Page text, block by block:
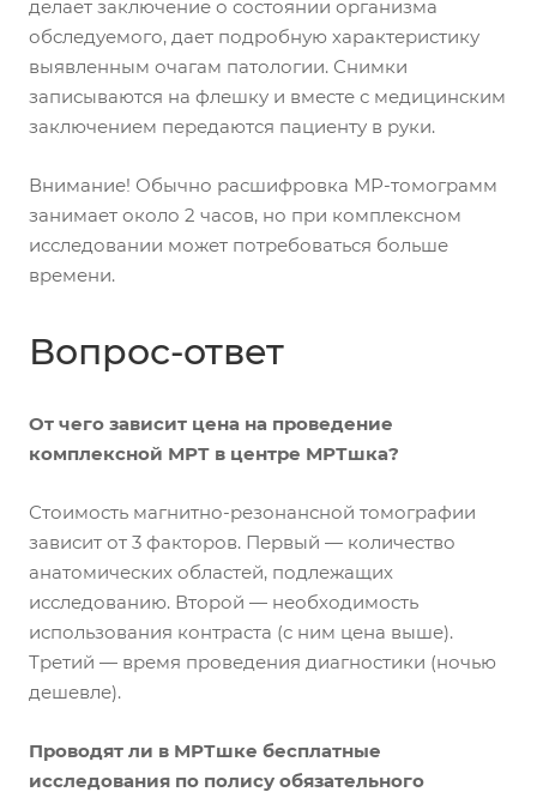
делает заключение о состоянии организма
обследуемого, дает подробную характеристику
выявленным очагам патологии. Снимки
записываются на флешку и вместе с медицинским
заключением передаются пациенту в руки.
Внимание! Обычно расшифровка МР-томограмм
занимает около 2 часов, но при комплексном
исследовании может потребоваться больше
времени.
Вопрос-ответ
От чего зависит цена на проведение
комплексной МРТ в центре МРТшка?
Стоимость магнитно-резонансной томографии
зависит от 3 факторов. Первый — количество
анатомических областей, подлежащих
исследованию. Второй — необходимость
использования контраста (с ним цена выше).
Третий — время проведения диагностики (ночью
дешевле).
Проводят ли в МРТшке бесплатные
исследования по полису обязательного